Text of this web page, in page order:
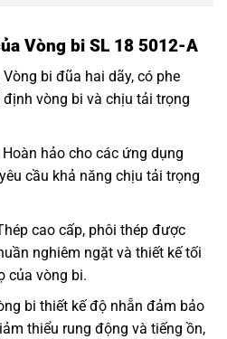
Vòng bi SL 18 5012-A
Vòng bi đũa hai dãy, có phe
vòng bi và chịu tải trọng
Hoàn hảo cho các ứng dụng
cầu khả năng chịu tải trọng
cao cấp, phôi thép được
nghiêm ngặt và thiết kế tối
của vòng bi.
bi thiết kế độ nhẵn đảm bảo
thiểu rung động và tiếng ồn,